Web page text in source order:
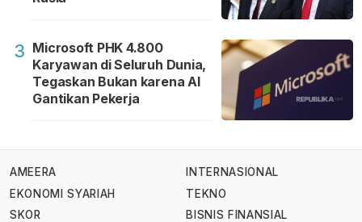
3 Microsoft PHK 4.800
Karyawan di Seluruh Dunia,
Tegaskan Bukan karena AI
Gantikan Pekerja
AMEERA
EKONOMI SYARIAH
SKOR
INTERNASIONAL
TEKNO
BISNIS FINANSIAL